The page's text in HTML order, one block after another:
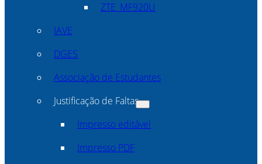
ZTE_MF920U
IAVE
DGES
Associação de Estudantes
Justificação de Faltas
Impresso editável
Impresso PDF